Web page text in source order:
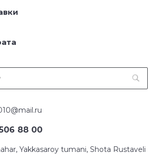
88 00
Yakkasaroy tumani, Shota Rustaveli